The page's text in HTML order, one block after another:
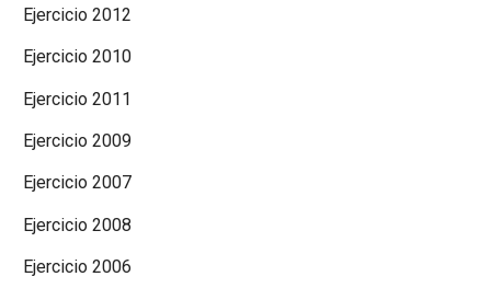
Ejercicio 2012
Ejercicio 2010
Ejercicio 2011
Ejercicio 2009
Ejercicio 2007
Ejercicio 2008
Ejercicio 2006